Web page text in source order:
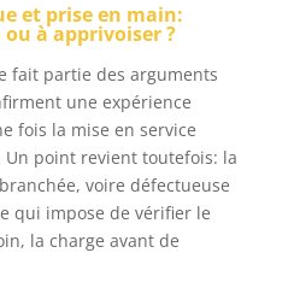
continue 2600W).
✅ HAUTE QUALITÉ
: Nos appareils
premium sont
développés en
Allemagne et
produits à
l’étranger selon
les exigences les
plus strictes,
et prise en main:
à apprivoiser ?
fait partie des arguments
une expérience
fois la mise en service
point revient toutefois: la
voire défectueuse
qui impose de vérifier le
la charge avant de